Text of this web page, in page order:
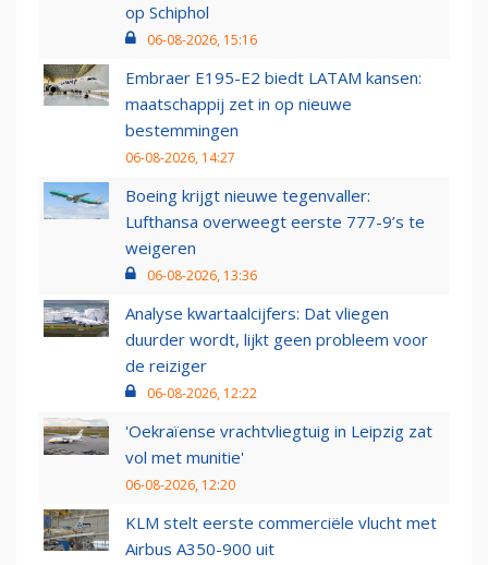
op Schiphol
06-08-2026, 15:16
Embraer E195-E2 biedt LATAM kansen:
maatschappij zet in op nieuwe
bestemmingen
06-08-2026, 14:27
Boeing krijgt nieuwe tegenvaller:
Lufthansa overweegt eerste 777-9’s te
weigeren
06-08-2026, 13:36
Analyse kwartaalcijfers: Dat vliegen
duurder wordt, lijkt geen probleem voor
de reiziger
06-08-2026, 12:22
'Oekraïense vrachtvliegtuig in Leipzig zat
vol met munitie'
06-08-2026, 12:20
KLM stelt eerste commerciële vlucht met
Airbus A350-900 uit